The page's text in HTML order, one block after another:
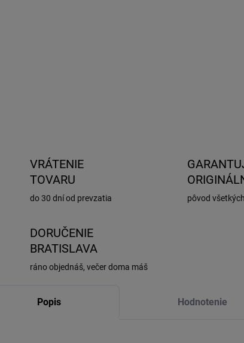
VRÁTENIE
TOVARU
do 30 dní od prevzatia pôvod
DORUČENIE
BRATISLAVA
ráno objednáš, večer doma máš
Popis Hodnotenie